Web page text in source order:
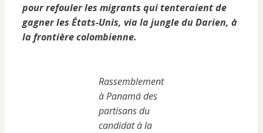
pour refouler les migrants qui tenteraient de
gagner les États-Unis, via la jungle du Darien, à
la frontière colombienne.
Rassemblement
à Panamá des
partisans du
candidat à la